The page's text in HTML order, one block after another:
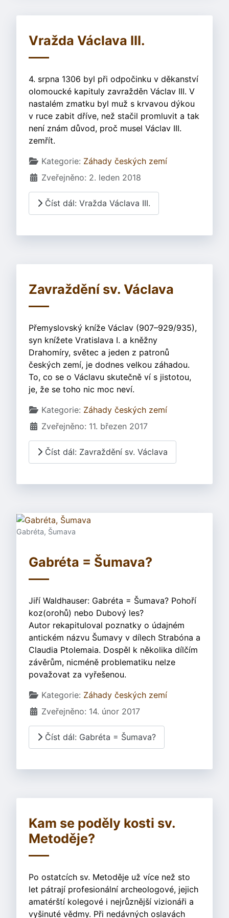
Vražda Václava III.
4. srpna 1306 byl při odpočinku v děkanství
olomoucké kapituly zavražděn Václav III. V
nastalém zmatku byl muž s krvavou dýkou
v ruce zabit dříve, než stačil promluvit a tak
není znám důvod, proč musel Václav III.
zemřít.
Základní údaje
Kategorie: Záhady českých zemí
Zveřejněno: 2. leden 2018
Číst dál: Vražda Václava III.
Zavraždění sv. Václava
Přemyslovský kníže Václav (907–929/935),
syn knížete Vratislava I. a kněžny
Drahomíry, světec a jeden z patronů
českých zemí, je dodnes velkou záhadou.
To, co se o Václavu skutečně ví s jistotou,
je, že se toho nic moc neví.
Základní údaje
Kategorie: Záhady českých zemí
Zveřejněno: 11. březen 2017
Číst dál: Zavraždění sv. Václava
Gabréta, Šumava
Gabréta = Šumava?
Jiří Waldhauser: Gabréta = Šumava? Pohoří
koz(orohů) nebo Dubový les?
Autor rekapituloval poznatky o údajném
antickém názvu Šumavy v dílech Strabóna a
Claudia Ptolemaia. Dospěl k několika dílčím
závěrům, nicméně problematiku nelze
považovat za vyřešenou.
Základní údaje
Kategorie: Záhady českých zemí
Zveřejněno: 14. únor 2017
Číst dál: Gabréta = Šumava?
Kam se poděly kosti sv.
Metoděje?
Po ostatcích sv. Metoděje už více než sto
let pátrají profesionální archeologové, jejich
amatérští kolegové i nejrůznější vizionáři a
vyšinuté vědmy. Při nedávných oslavách